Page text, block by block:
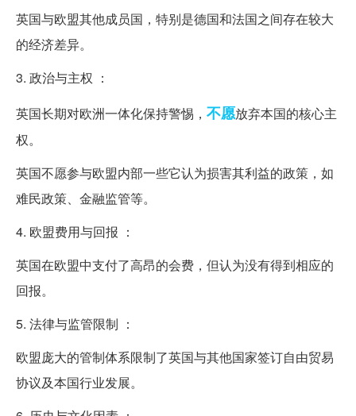
英国与欧盟其他成员国，特别是德国和法国之间存在较大
的经济差异。
3. 政治与主权 ：
英国长期对欧洲一体化保持警惕， 不愿放弃本国的核心主
权。
英国不愿参与欧盟内部一些它认为损害其利益的政策，如
难民政策、金融监管等。
4. 欧盟费用与回报 ：
英国在欧盟中支付了高昂的会费，但认为没有得到相应的
回报。
5. 法律与监管限制 ：
欧盟庞大的管制体系限制了英国与其他国家签订自由贸易
协议及本国行业发展。